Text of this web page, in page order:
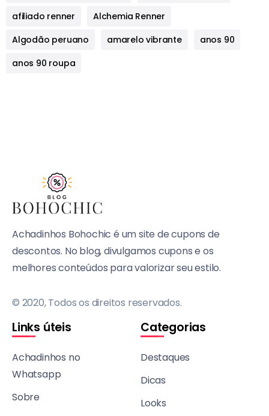
afiliado renner
Alchemia Renner
Algodão peruano
amarelo vibrante
anos 90
anos 90 roupa
Achadinhos Bohochic é um site de cupons de
descontos. No blog, divulgamos cupons e os
melhores conteúdos para valorizar seu estilo.
© 2020, Todos os direitos reservados.
Links úteis
Achadinhos no
Whatsapp
Sobre
Categorias
Destaques
Dicas
Looks